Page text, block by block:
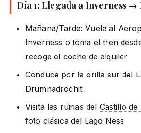
Día 1: Llegada a Inverness →
Mañana/Tarde: Vuela al
Inverness o toma el tren
recoge el coche de alquiler
Conduce por la orilla sur del
Drumnadrochit
Visita las ruinas del Castillo
foto clásica del Lago Ness